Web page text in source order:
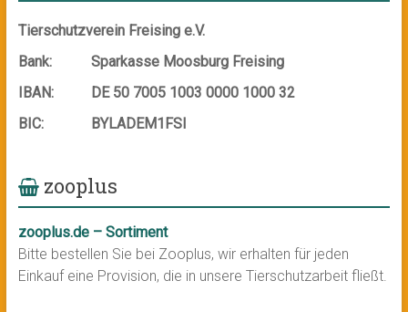
Tierschutzverein Freising e.V.
Bank:
Sparkasse Moosburg Freising
IBAN:
DE 50 7005 1003 0000 1000 32
BIC:
BYLADEM1FSI
zooplus
zooplus.de – Sortiment
Bitte bestellen Sie bei Zooplus, wir erhalten für jeden
Einkauf eine Provision, die in unsere Tierschutzarbeit fließt.